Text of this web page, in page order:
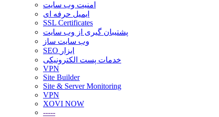
امنیت وب سایت
ایمیل حرفه ای
SSL Certificates
پشتیبان گیری از وب سایت
وب سایت ساز
SEO ابزار
خدمات پست الکترونیکی
VPN
Site Builder
Site & Server Monitoring
VPN
XOVI NOW
-----